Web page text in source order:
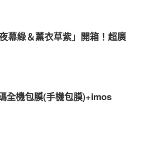
幕綠＆薰衣草紫」開箱！超廣
全機包膜(手機包膜)+imos